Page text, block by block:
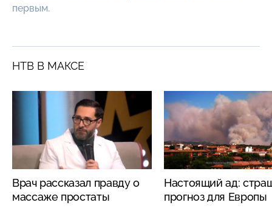
первым.
НТВ В МАКСЕ
Врач рассказал правду о
массаже простаты
Настоящий ад:
прогноз для Европы